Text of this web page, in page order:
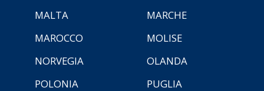
MALTA
MARCHE
MAROCCO
MOLISE
NORVEGIA
OLANDA
POLONIA
PUGLIA